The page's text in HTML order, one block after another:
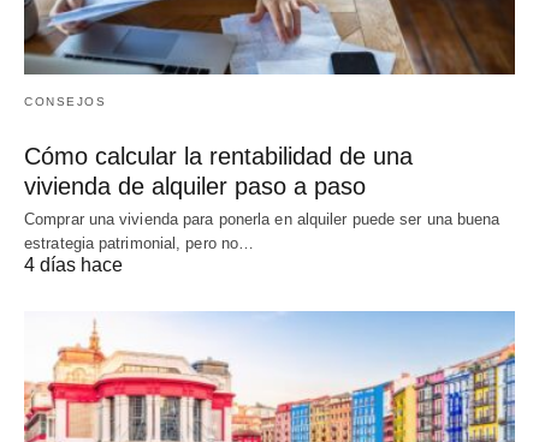
CONSEJOS
Cómo calcular la rentabilidad de una
vivienda de alquiler paso a paso
Comprar una vivienda para ponerla en alquiler puede ser una buena
estrategia patrimonial, pero no…
4 días hace